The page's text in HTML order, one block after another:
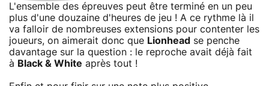
L'ensemble des épreuves peut être terminé en un peu
plus d'une douzaine d'heures de jeu ! A ce rythme là il
va falloir de nombreuses extensions pour contenter les
joueurs, on aimerait donc que Lionhead se penche
davantage sur la question : le reproche avait déjà fait
à Black & White après tout !